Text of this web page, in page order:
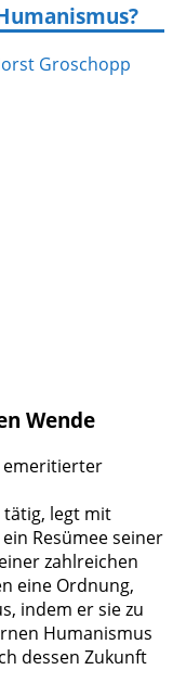
Groschopp
Wende
emeritierter
tätig, legt mit
Resümee seiner
zahlreichen
eine Ordnung,
indem er sie zu
Humanismus
dessen Zukunft